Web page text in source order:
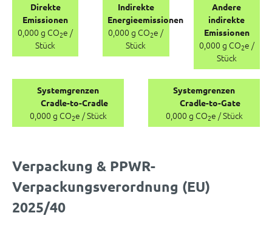
Direkte
Emissionen
0,000 g CO2e /
Stück
Indirekte
Energieemissionen
0,000 g CO2e /
Stück
Andere
indirekte
Emissionen
0,000 g CO2e /
Stück
Systemgrenzen
Cradle-to-Cradle
0,000 g CO2e / Stück
Systemgrenzen
Cradle-to-Gate
0,000 g CO2e / Stück
Verpackung & PPWR-
Verpackungsverordnung (EU)
2025/40